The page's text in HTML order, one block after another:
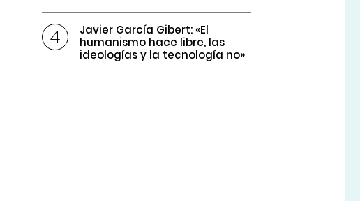
Javier García Gibert: «El
humanismo hace libre, las
ideologías y la tecnología no»